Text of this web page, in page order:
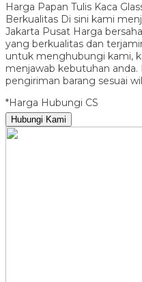
Harga Papan Tulis Kaca
Berkualitas Di sini kami
Jakarta Pusat Harga
yang berkualitas dan
untuk menghubungi kami,
menjawab kebutuhan
pengiriman barang sesuai
*Harga Hubungi CS
Hubungi Kami